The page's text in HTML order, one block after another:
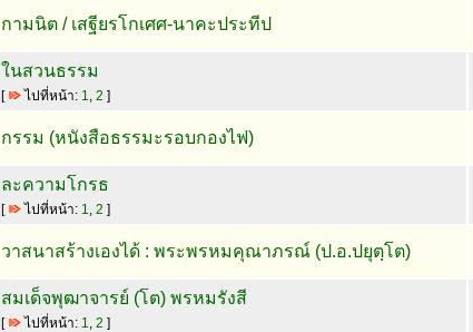
กามนิต / เสฐียรโกเศศ-นาคะประทีป
ในสวนธรรม
[ ไปที่หน้า: 1, 2 ]
กรรม (หนังสือธรรมะรอบกองไฟ)
ละความโกรธ
[ ไปที่หน้า: 1, 2 ]
วาสนาสร้างเองได้ : พระพรหมคุณาภรณ์ (ป.อ.ปยุตฺโต)
สมเด็จพุฒาจารย์ (โต) พรหมรังสี
[ ไปที่หน้า: 1, 2 ]